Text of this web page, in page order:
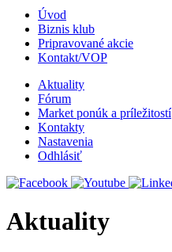
Úvod
Biznis klub
Pripravované akcie
Kontakt/VOP
Aktuality
Fórum
Market ponúk a príležitostí
Kontakty
Nastavenia
Odhlásiť
Aktuality